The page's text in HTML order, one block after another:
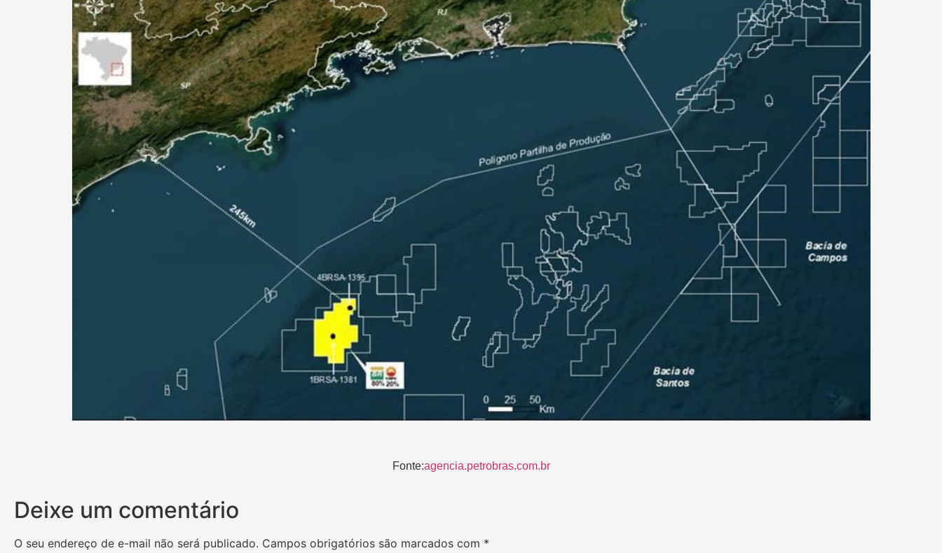
Fonte:agencia.petrobras.com.br
Deixe um comentário
O seu endereço de e-mail não será publicado. Campos obrigatórios são marcados com *